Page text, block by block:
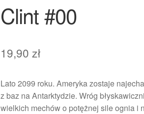
Clint #00
19,90 zł
Lato 2099 roku. Ameryka zostaje
z baz na Antarktydzie. Wróg
wielkich mechów o potężnej sile ognia i